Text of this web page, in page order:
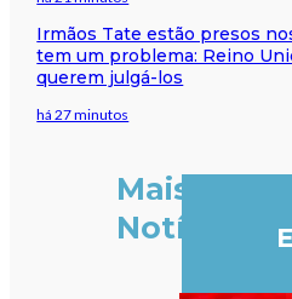
Irmãos Tate estão presos
tem um problema: Reino
querem julgá-los
há 27 minutos
Mais
Notícias